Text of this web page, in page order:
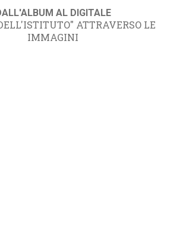
AL DIGITALE
ATTRAVERSO LE
IMMAGINI